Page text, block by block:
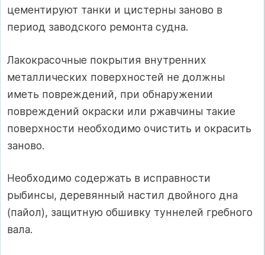
цементируют танки и цистерны заново в
период заводского ремонта судна.
Лакокрасочные покрытия внутренних
металлических поверхностей не должны
иметь повреждений, при обнаружении
повреждений окраски или ржавчины такие
поверхности необходимо очистить и окрасить
заново.
Необходимо содержать в исправности
рыбинсы, деревянный настил двойного дна
(пайол), защитную обшивку туннелей гребного
вала.